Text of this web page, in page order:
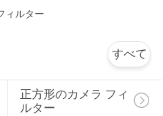
ィルター
すべて
正方形のカメラ フィ
ルター